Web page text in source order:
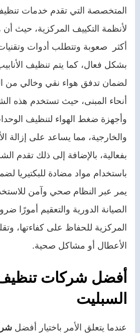
المتخصصة التي تقدم خدمات
لأنظمة التكييف المركزية، حيث أن
أكثر صعوبة وتتطلب أدوات
بشكل فعال، كما يتم تنظيف
لضمان تدفق هواء نقي وخالي من
أنحاء المبنى، حيث تستخدم هذه
وأجهزة ضغط الهواء لتنظيف
والخارجية، مما يساعد على إزالة
بفعالية، بالإضافة إلى ذلك تقدم
باستخدام مواد مضادة للبكتيريا
يمر عبر النظام صحي وآمن
الصيانة الدورية والتعقيم أمورًا
المركزية للحفاظ على كفاءتها،
الأعطال أو مشاكل صحية.
أفضل شركات
السبليت
عندما يتعلق الأمر باختيار أفضل